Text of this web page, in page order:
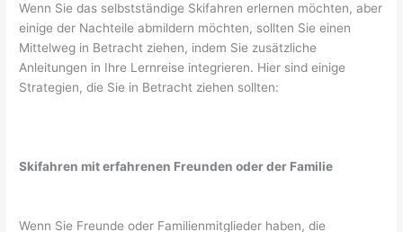
Wenn Sie das selbstständige Skifahren erlernen möchten, aber
einige der Nachteile abmildern möchten, sollten Sie einen
Mittelweg in Betracht ziehen, indem Sie zusätzliche
Anleitungen in Ihre Lernreise integrieren. Hier sind einige
Strategien, die Sie in Betracht ziehen sollten:
Skifahren mit erfahrenen Freunden oder der Familie
Wenn Sie Freunde oder Familienmitglieder haben, die